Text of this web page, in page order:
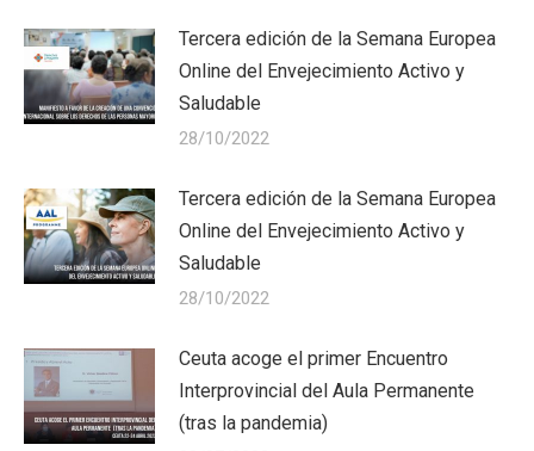
Tercera edición de la Semana Europea
Online del Envejecimiento Activo y
Saludable
28/10/2022
Tercera edición de la Semana Europea
Online del Envejecimiento Activo y
Saludable
28/10/2022
Ceuta acoge el primer Encuentro
Interprovincial del Aula Permanente
(tras la pandemia)